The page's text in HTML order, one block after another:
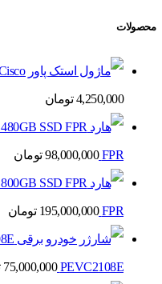
محصولات
4,250,000 تومان
FPR
98,000,000 تومان
FPR
195,000,000 تومان
PEVC2108E
75,000,000